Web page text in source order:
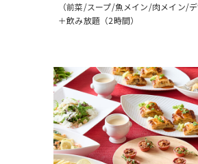
（前菜/スープ/魚メイン/肉メイン/デ
＋飲み放題（2時間）